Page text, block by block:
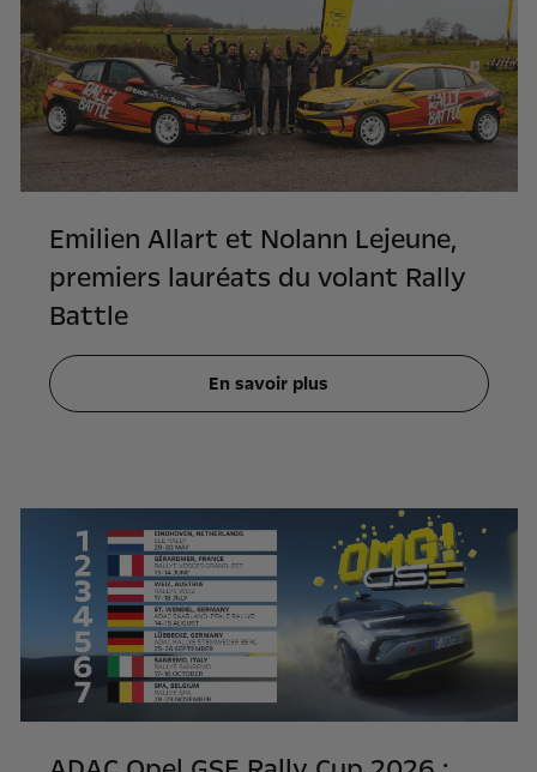
Emilien Allart et Nolann Lejeune,
premiers lauréats du volant Rally
Battle
En savoir plus